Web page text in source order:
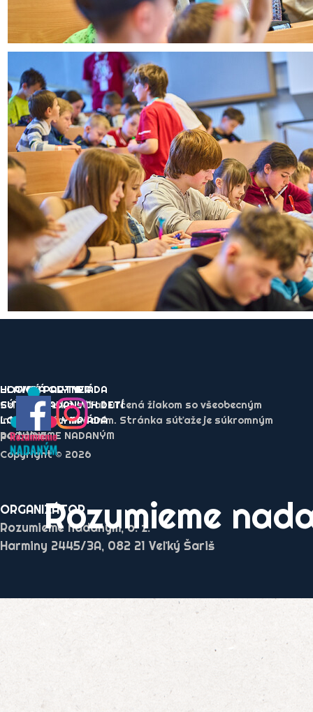
HLAVNÝ PARTNER
SÚŤAŽE NADANÝCH DETÍ
LOGICKÁ OLYMPIÁDA
ROZUMIEME NADANÝM
LOGICKÁ OLYMPIÁDA
Celoslovenská súťaž určená žiakom so všeobecným
intelektovým nadaním. Stránka súťaže je súkromným
portálom.
Copyright © 2026
Rozumieme
ORGANIZÁTOR
Rozumieme nadaným, o. z.
Harminy 2445/3A, 082 21 Veľký Šariš